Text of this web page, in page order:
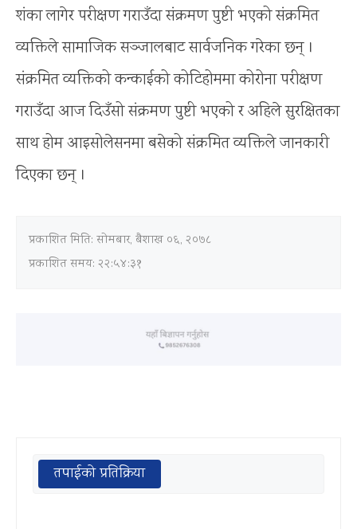
शंका लागेर परीक्षण गराउँदा संक्रमण पुष्टी भएको संक्रमित
व्यक्तिले सामाजिक सञ्जालबाट सार्वजनिक गरेका छन् ।
संक्रमित व्यक्तिको कन्काईको कोटिहोममा कोरोना परीक्षण
गराउँदा आज दिउँसो संक्रमण पुष्टी भएको र अहिले सुरक्षितका
साथ होम आइसोलेसनमा बसेको संक्रमित व्यक्तिले जानकारी
दिएका छन् ।
प्रकाशित मिति: सोमबार, बैशाख ०६, २०७८
प्रकाशित समय: २२:५४:३१
तपाईको प्रतिक्रिया